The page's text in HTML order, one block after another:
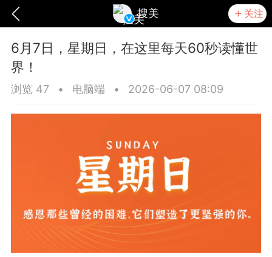
搜美 关注
卡卡动能素 无创溶斑术
6月7日，星期日，在这里每天60秒读懂世
界！
浏览 47 • 电脑端 • 2026-06-07 08:09